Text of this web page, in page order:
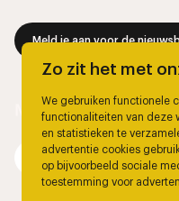
Meld je aan voor de
Zo zit het met
We gebruiken functionele
functionaliteiten van deze
en statistieken te
advertentie cookies
op bijvoorbeeld sociale
toestemming voor